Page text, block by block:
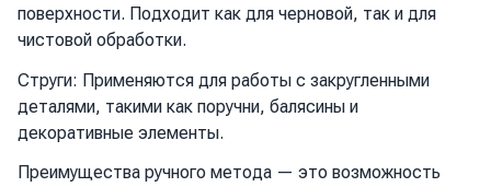
поверхности. Подходит как для черновой, так и для
чистовой обработки.
Струги: Применяются для работы с закругленными
деталями, такими как поручни, балясины и
декоративные элементы.
Преимущества ручного метода — это возможность